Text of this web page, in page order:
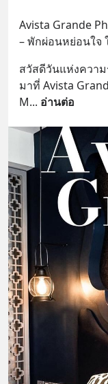
Avista Grande
– พักผ่อนหย่อนใจ
สวัสดีวันแห่งควา
มาที่ Avista
M... อ่านต่อ